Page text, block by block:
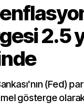
2.5
(Fed)
gösterge